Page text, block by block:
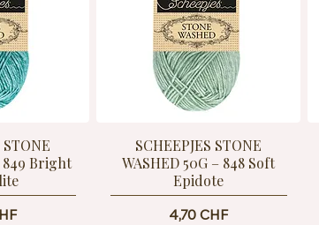
STONE
849 Bright
SCHEEPJES STONE
WASHED 50G – 848 Soft
Epidote
Preis
4,70 CHF